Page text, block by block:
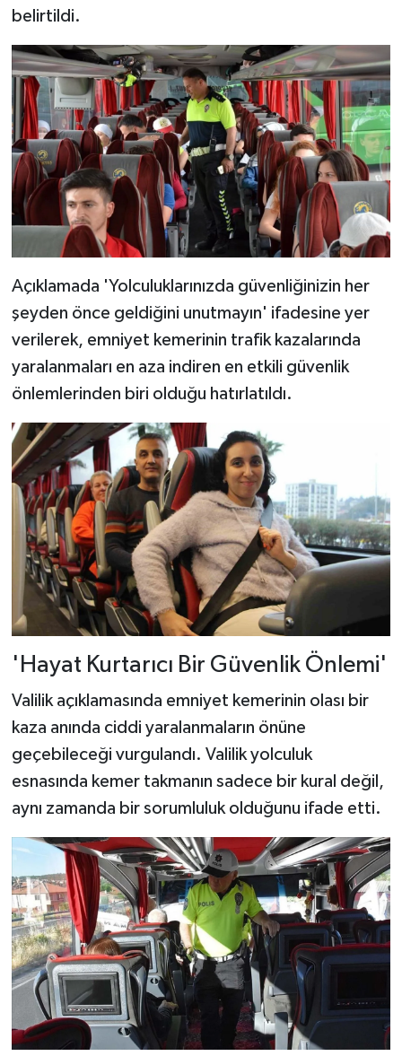
belirtildi.
Açıklamada 'Yolculuklarınızda güvenliğinizin her
şeyden önce geldiğini unutmayın' ifadesine yer
verilerek, emniyet kemerinin trafik kazalarında
yaralanmaları en aza indiren en etkili güvenlik
önlemlerinden biri olduğu hatırlatıldı.
'Hayat Kurtarıcı Bir Güvenlik Önlemi'
Valilik açıklamasında emniyet kemerinin olası bir
kaza anında ciddi yaralanmaların önüne
geçebileceği vurgulandı. Valilik yolculuk
esnasında kemer takmanın sadece bir kural değil,
aynı zamanda bir sorumluluk olduğunu ifade etti.